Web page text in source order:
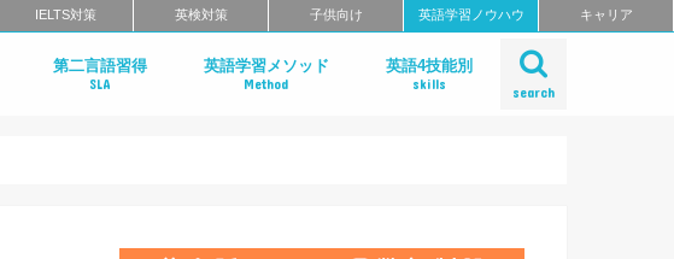
IELTS対策 英検対策 子供向け 英語学習ノウハウ キャリア
search
第二言語習得
SLA
英語学習メソッド
Method
英語4技能別
skills